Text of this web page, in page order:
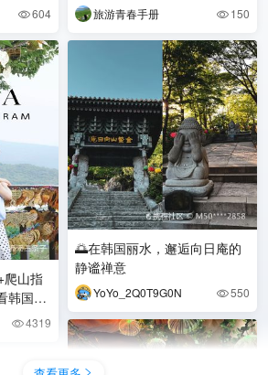
604
爬山指
是山山
4319
旅游青春手册  150
🌅在韩国丽水，邂逅向日庵的
静谧禅意
YoYo_2Q0T9G0N 550
